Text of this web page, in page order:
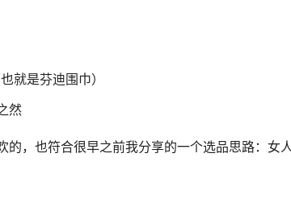
就是芬迪围巾）
然
的，也符合很早之前我分享的一个选品思路：女